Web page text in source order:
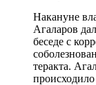
Накануне
Агаларов
беседе с
теракта.
происходило